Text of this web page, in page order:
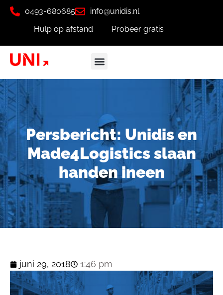
0493-680685
info@unidis.nl
Hulp op afstand
Probeer gratis
Persbericht: Unidis en
Made4Logistics slaan
handen ineen
juni 29, 2018 1:46 pm